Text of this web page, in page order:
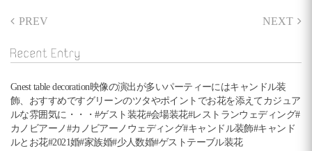
投
稿
ナ
ビ
ゲ
ー
PREV NEXT
Recent Entry
Gnest table decoration映像の演出が多いパーティーにはキャンドル装
飾、おすすめですグリーンのツタやポイントでお花を添えてカジュア
ルな雰囲気に・・・#ゲスト装花#会場装花#レストランウェディング#
カノビアーノ#カノビアーノウェディング#キャンドル装飾#キャンド
ルとお花#2021婚#家族婚#少人数婚#ゲストテーブル装花